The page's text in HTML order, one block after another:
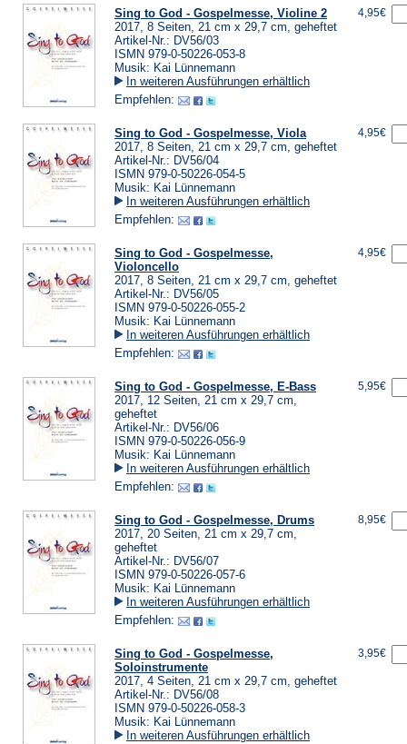
Sing to God - Gospelmesse, Violine 2
2017, 8 Seiten, 21 cm x 29,7 cm, geheftet
Artikel-Nr.: DV56/03
ISMN 979-0-50226-053-8
Musik: Kai Lünnemann
In weiteren Ausführungen erhältlich
Empfehlen:
4,95€
Sing to God - Gospelmesse, Viola
2017, 8 Seiten, 21 cm x 29,7 cm, geheftet
Artikel-Nr.: DV56/04
ISMN 979-0-50226-054-5
Musik: Kai Lünnemann
In weiteren Ausführungen erhältlich
Empfehlen:
4,95€
Sing to God - Gospelmesse,
Violoncello
2017, 8 Seiten, 21 cm x 29,7 cm, geheftet
Artikel-Nr.: DV56/05
ISMN 979-0-50226-055-2
Musik: Kai Lünnemann
In weiteren Ausführungen erhältlich
Empfehlen:
4,95€
Sing to God - Gospelmesse, E-Bass
2017, 12 Seiten, 21 cm x 29,7 cm,
geheftet
Artikel-Nr.: DV56/06
ISMN 979-0-50226-056-9
Musik: Kai Lünnemann
In weiteren Ausführungen erhältlich
Empfehlen:
5,95€
Sing to God - Gospelmesse, Drums
2017, 20 Seiten, 21 cm x 29,7 cm,
geheftet
Artikel-Nr.: DV56/07
ISMN 979-0-50226-057-6
Musik: Kai Lünnemann
In weiteren Ausführungen erhältlich
Empfehlen:
8,95€
Sing to God - Gospelmesse,
Soloinstrumente
2017, 4 Seiten, 21 cm x 29,7 cm, geheftet
Artikel-Nr.: DV56/08
ISMN 979-0-50226-058-3
Musik: Kai Lünnemann
In weiteren Ausführungen erhältlich
3,95€